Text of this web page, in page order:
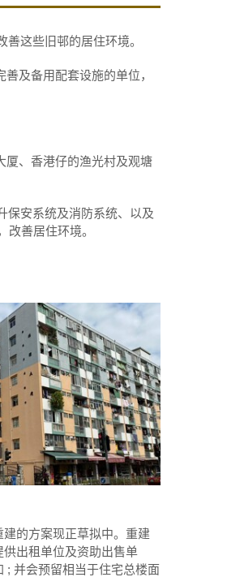
这些旧邨的居住环境。
及备用配套设施的单位，
厦、香港仔的渔光村及观塘
保安系统及消防系统、以及
善居住环境。
的方案现正草拟中。重建
出租单位及资助出售单
; 并会预留相当于住宅总楼面